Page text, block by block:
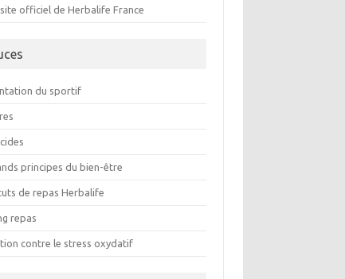
officiel de Herbalife France
du sportif
principes du bien-être
de repas Herbalife
repas
contre le stress oxydatif